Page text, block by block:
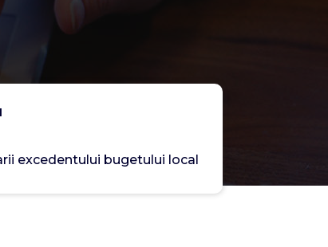
excedentului bugetului local